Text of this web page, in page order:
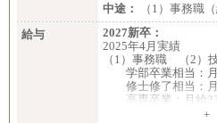
中途：
（1）事務職
給与
2027新卒：
2025年4月実績
（1）事務職 （2）
学部卒業相当：月
修士修了相当：月
高専卒業：月給
+